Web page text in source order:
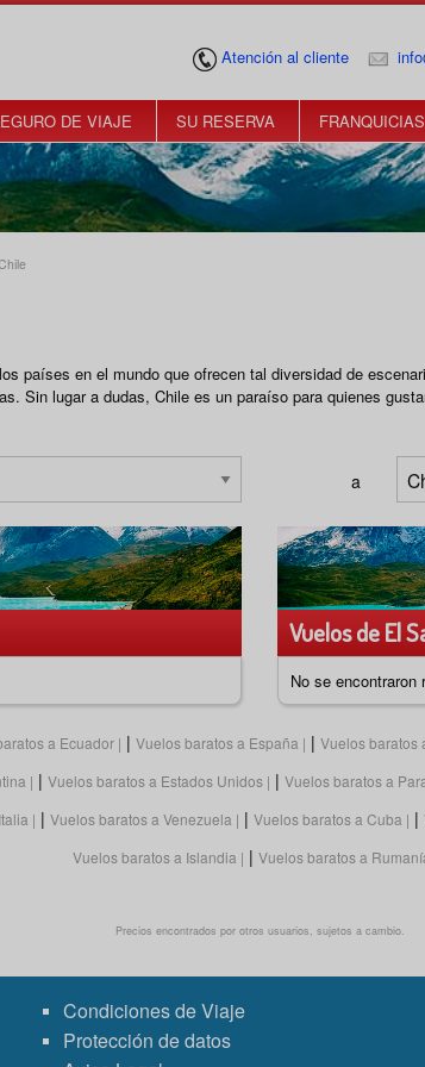
Atención al cliente
DE VIAJE SU RESERVA FRANQUICIAS
países en el mundo que ofrecen tal diversidad de
Sin lugar a dudas, Chile es un paraíso para quienes
a
Vuelos de El
No se encontraron
a Ecuador | Vuelos baratos a España | Vuelos baratos
| Vuelos baratos a Estados Unidos | Vuelos baratos a
| Vuelos baratos a Venezuela | Vuelos baratos a Cuba |
Vuelos baratos a Islandia | Vuelos baratos a
Precios encontrados por otros usuarios, sujetos a cambio.
Condiciones de Viaje
Protección de datos